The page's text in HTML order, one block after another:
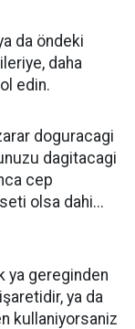
da öndeki
daha
edin.
doguracagi
dagitacagi
cep
olsa dahi...
ya gereginden
ya da
kullaniyorsaniz